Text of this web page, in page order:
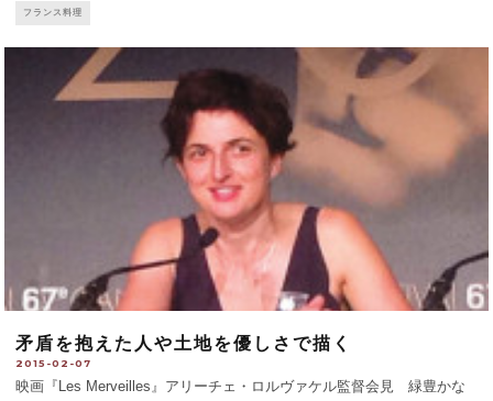
あって、決して安いというわけではない。でもこの界隈に住んでいそう
フランス料理
矛盾を抱えた人や土地を優しさで描く
2015-02-07
映画『Les Merveilles』アリーチェ・ロルヴァケル監督会見 緑豊かな